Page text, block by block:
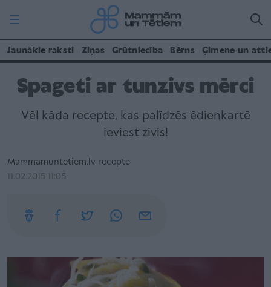
Jaunākie raksti Ziņas Grūtniecība Bērns Ģimene un
Spageti ar tunzivs mērci
Vēl kāda recepte, kas palīdzēs ēdienkartē
ieviest zivis!
Mammamuntetiem.lv recepte
11.02.2015 11:05